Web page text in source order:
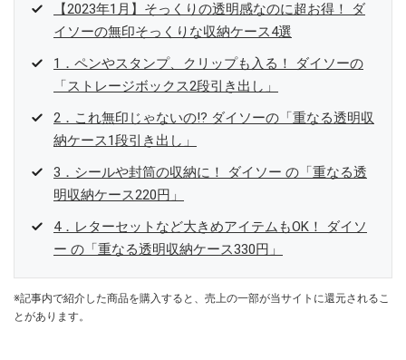
【2023年1月】そっくりの透明感なのに超お得！ ダ
イソーの無印そっくりな収納ケース4選
1．ペンやスタンプ、クリップも入る！ ダイソーの
「ストレージボックス2段引き出し」
2．これ無印じゃないの⁉ ダイソーの「重なる透明収
納ケース1段引き出し」
3．シールや封筒の収納に！ ダイソー の「重なる透
明収納ケース220円」
4．レターセットなど大きめアイテムもOK！ ダイソ
ー の「重なる透明収納ケース330円」
※記事内で紹介した商品を購入すると、売上の一部が当サイトに還元されるこ
とがあります。